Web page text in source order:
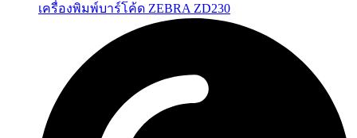
เครื่องพิมพ์บาร์โค้ด ZEBRA ZD230